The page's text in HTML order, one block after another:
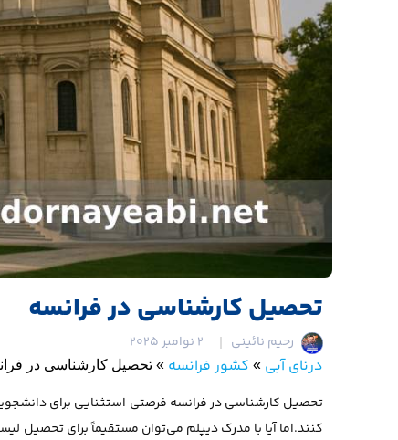
تحصیل کارشناسی در فرانسه
رحیم نائینی 2 نوامبر 2025
درنای آبی » کشور فرانسه » تحصیل کارشناسی در
تحصیل کارشناسی در فرانسه فرصتی استثنایی برای
کنند.اما آیا با مدرک دیپلم می‌توان مستقیماً برای تحصیل